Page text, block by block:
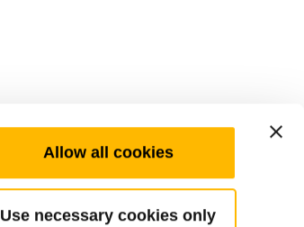
Allow all cookies
Use necessary cookies only